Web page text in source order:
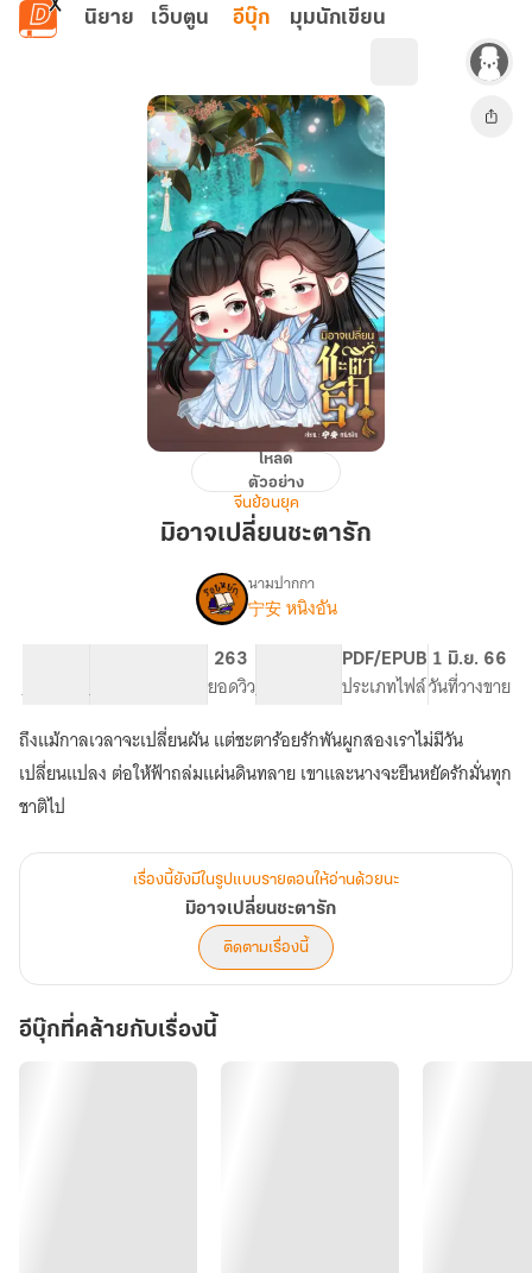
ข้ามไปยังเนื้อหาหลัก
นิยาย เว็บตูน อีบุ๊ก มุมนักเขียน
เปลี่ยน
โหลด
ตัวอย่าง
จีนย้อนยุค
มิอาจเปลี่ยนชะตารัก
เรื่อง
รัก
นามปากกา
宁安 หนิงอัน
จำนวนคำ จำนวนหน้า (A5)
263
ยอดวิวระดับเนื้อหา
PDF/EPUB
ประเภทไฟล์
1 มิ.ย. 66
วันที่วางขาย
ถึงแม้กาลเวลาจะเปลี่ยนผัน แต่ชะตาร้อยรักพันผูกสองเราไม่มีวัน
เปลี่ยนแปลง ต่อให้ฟ้าถล่มแผ่นดินทลาย เขาและนางจะยืนหยัดรักมั่นทุก
เรื่องนี้ยังมีในรูปแบบรายตอนให้อ่านด้วยนะ
มิอาจเปลี่ยนชะตารัก
ติดตามเรื่องนี้
อีบุ๊กที่คล้ายกับเรื่องนี้